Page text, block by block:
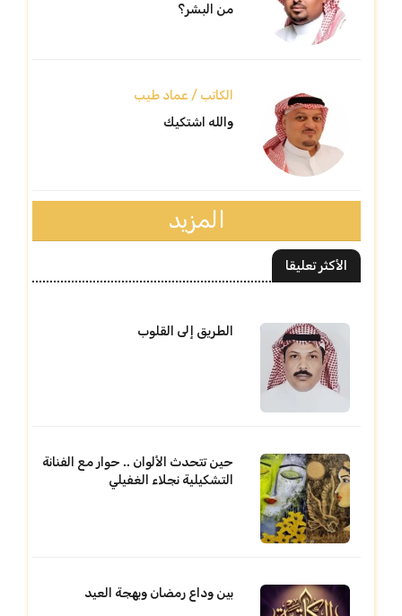
من البشر؟
الكاتب / عماد طيب
والله اشتكيك
المزيد
الأكثر تعليقا
الطريق إلى القلوب
حين تتحدث الألوان .. حوار مع الفنانة
التشكيلية نجلاء الغفيلي
بين وداع رمضان وبهجة العيد